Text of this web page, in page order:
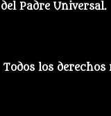
Padre Universal.
Todos los